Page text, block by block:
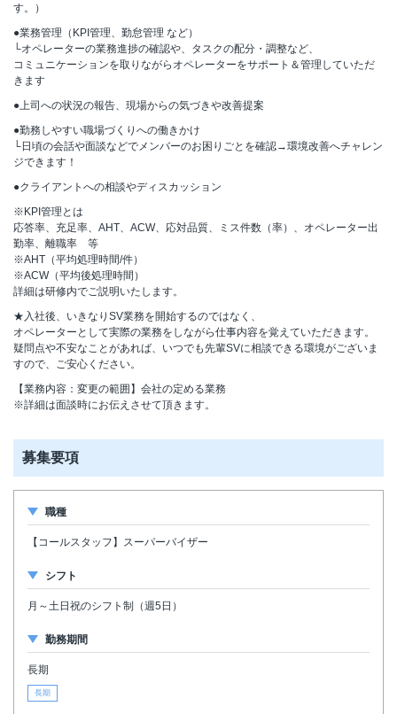
す。）
●業務管理（KPI管理、勤怠管理 など）
└オペレーターの業務進捗の確認や、タスクの配分・調整など、
コミュニケーションを取りながらオペレーターをサポート＆管理していただ
きます
●上司への状況の報告、現場からの気づきや改善提案
●勤務しやすい職場づくりへの働きかけ
└日頃の会話や面談などでメンバーのお困りごとを確認→環境改善へチャレン
ジできます！
●クライアントへの相談やディスカッション
※KPI管理とは
応答率、充足率、AHT、ACW、応対品質、ミス件数（率）、オペレーター出
勤率、離職率 等
※AHT（平均処理時間/件）
※ACW（平均後処理時間）
詳細は研修内でご説明いたします。
★入社後、いきなりSV業務を開始するのではなく、
オペレーターとして実際の業務をしながら仕事内容を覚えていただきます。
疑問点や不安なことがあれば、いつでも先輩SVに相談できる環境がございま
すので、ご安心ください。
【業務内容：変更の範囲】会社の定める業務
※詳細は面談時にお伝えさせて頂きます。
募集要項
職種
【コールスタッフ】スーパーバイザー
シフト
月～土日祝のシフト制（週5日）
勤務期間
長期
長期